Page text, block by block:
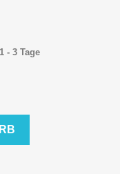
- 3 Tage